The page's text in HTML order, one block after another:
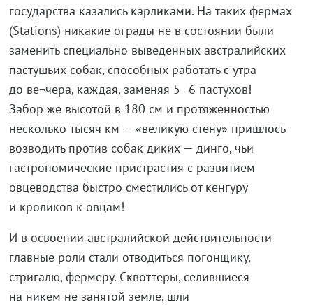
государства казались карликами. На таких фермах
(Stations) никакие ограды не в состоянии были
заменить специально выведенных австралийских
пастушьих собак, способных работать с утра
до ве¬чера, каждая, заменяя 5–6 пастухов!
Забор же высотой в 180 см и протяженностью
несколько тысяч км — «великую стену» пришлось
возводить против собак диких — динго, чьи
гастрономические пристрастия с развитием
овцеводства быстро сместились от кенгуру
и кроликов к овцам!
И в освоении австралийской действительности
главные роли стали отводиться погонщику,
стригалю, фермеру. Сквоттеры, селившиеся
на никем не занятой земле, шли